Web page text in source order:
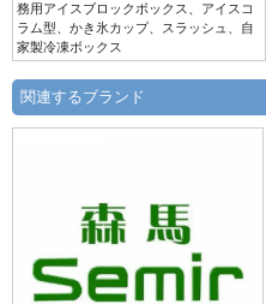
務用アイスブロックボックス、アイスコ
ラム型、かき氷カップ、スラッシュ、自
家製冷凍ボックス
関連するブランド